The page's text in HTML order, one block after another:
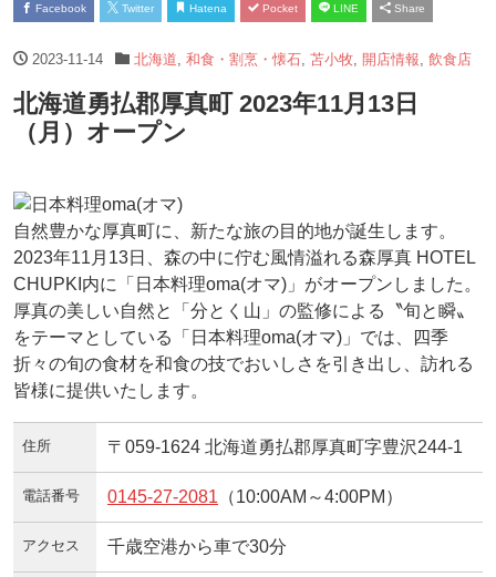
Facebook Twitter Hatena Pocket LINE Share
2023-11-14 北海道 和食・割烹・懐石, 苫小牧, 開店情報 飲食店
北海道勇払郡厚真町 2023年11月13日
（月）オープン
自然豊かな厚真町に、新たな旅の目的地が誕生します。
2023年11月13日、森の中に佇む風情溢れる森厚真 HOTEL
CHUPKI内に「日本料理oma(オマ)」がオープンしました。
厚真の美しい自然と「分とく山」の監修による〝旬と瞬〟
をテーマとしている「日本料理oma(オマ)」では、四季
折々の旬の食材を和食の技でおいしさを引き出し、訪れる
皆様に提供いたします。
住所 〒059-1624 北海道勇払郡厚真町字豊沢244-1
電話番号 0145-27-2081 （10:00AM～4:00PM）
アクセス 千歳空港から車で30分